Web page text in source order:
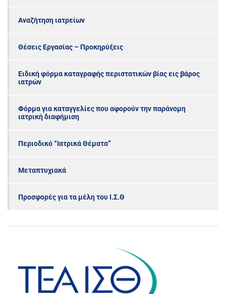
Αναζήτηση ιατρείων
Θέσεις Εργασίας – Προκηρύξεις
Ειδική φόρμα καταγραφής περιστατικών βίας εις βάρος
ιατρών
Φόρμα για καταγγελίες που αφορούν την παράνομη
ιατρική διαφήμιση
Περιοδικό “Ιατρικά Θέματα”
Μεταπτυχιακά
Προσφορές για τα μέλη του Ι.Σ.Θ